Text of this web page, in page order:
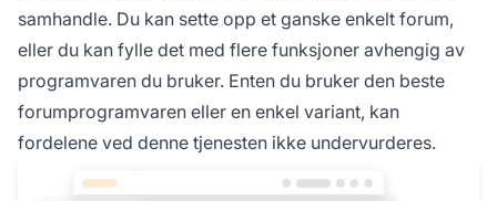
samhandle. Du kan sette opp et ganske enkelt forum,
eller du kan fylle det med flere funksjoner avhengig av
programvaren du bruker. Enten du bruker den beste
forumprogramvaren eller en enkel variant, kan
fordelene ved denne tjenesten ikke undervurderes.